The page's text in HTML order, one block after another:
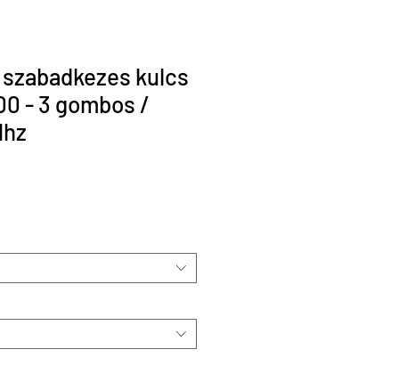
kulcs
- 3 gombos /